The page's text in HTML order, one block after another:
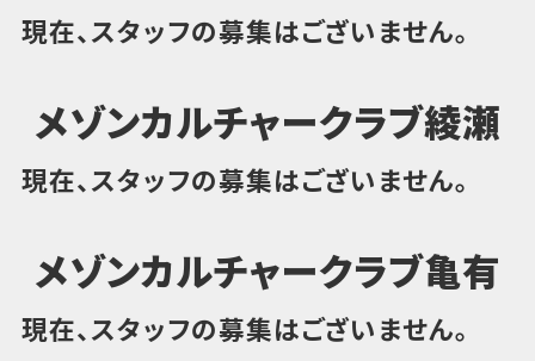
現在、スタッフの募集はございません。
メゾンカルチャークラブ綾瀬
現在、スタッフの募集はございません。
メゾンカルチャークラブ亀有
現在、スタッフの募集はございません。